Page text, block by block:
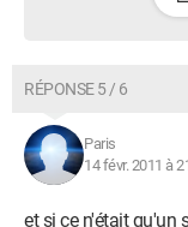
RÉPONSE 5 / 6
Paris
14 févr. 2011 à
et si ce n'était qu'un